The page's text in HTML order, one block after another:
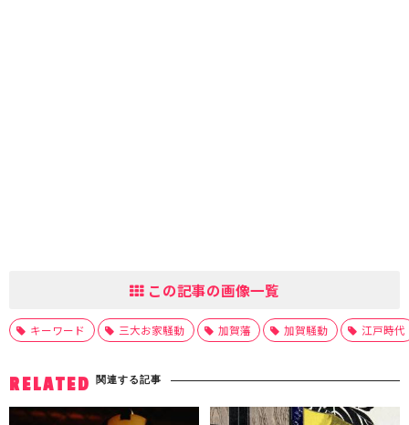
この記事の画像一覧
キーワード 三大お家騒動 加賀藩 加賀騒動 江戸時代
RELATED 関連する記事